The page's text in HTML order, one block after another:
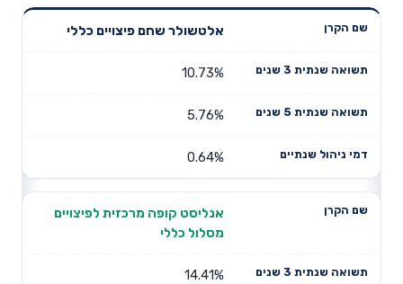
שנים
תשואה
אלטשולר שחם פיצויים כללי
10.73%
5.76%
0.64%
אנליסט קופה מרכזית לפיצויים
מסלול כללי
14.41%